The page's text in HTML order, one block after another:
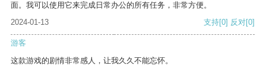
面。我可以使用它来完成日常办公的所有任务，非常方便。
2024-01-13
支持[0] 反对[0]
游客
这款游戏的剧情非常感人，让我久久不能忘怀。